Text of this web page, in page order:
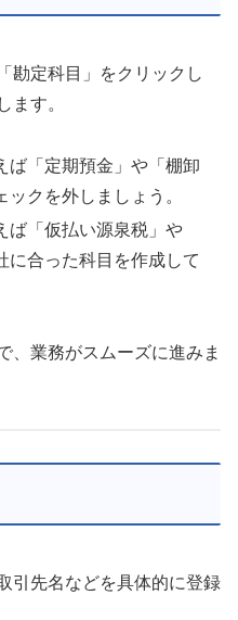
勘定科目」をクリックし
ます。
ば「定期預金」や「棚卸
クを外しましょう。
ば「仮払い源泉税」や
に合った科目を作成して
、業務がスムーズに進みま
引先名などを具体的に登録